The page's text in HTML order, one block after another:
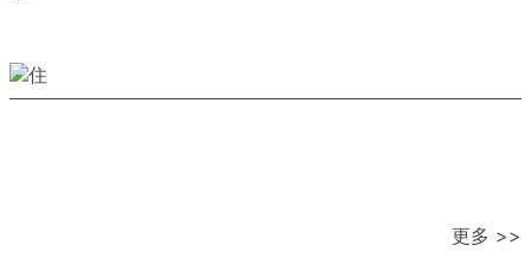
更多 >>